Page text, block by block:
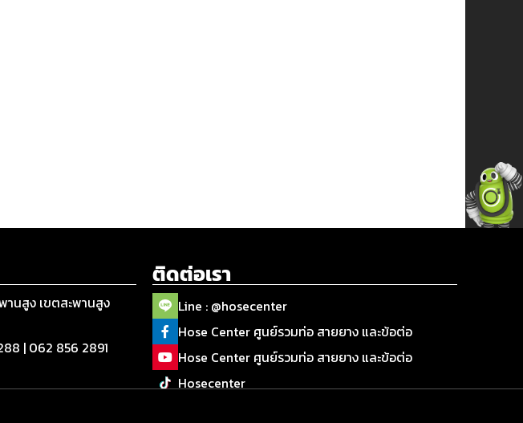
านสูง เขตสะพานสูง
| 062 856 2891
ติดต่อเรา
Line : @hosecenter
Hose Center ศูนย์รวมท่อ สายยาง และข้อต่อ
Hose Center ศูนย์รวมท่อ สายยาง และข้อต่อ
Hosecenter